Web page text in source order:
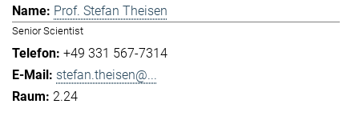
Prof. Stefan Theisen
Senior Scientist
+49 331 567-7314
stefan.theisen@...
2.24